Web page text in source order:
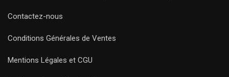
Contactez-nous
Conditions Générales de Ventes
Mentions Légales et CGU